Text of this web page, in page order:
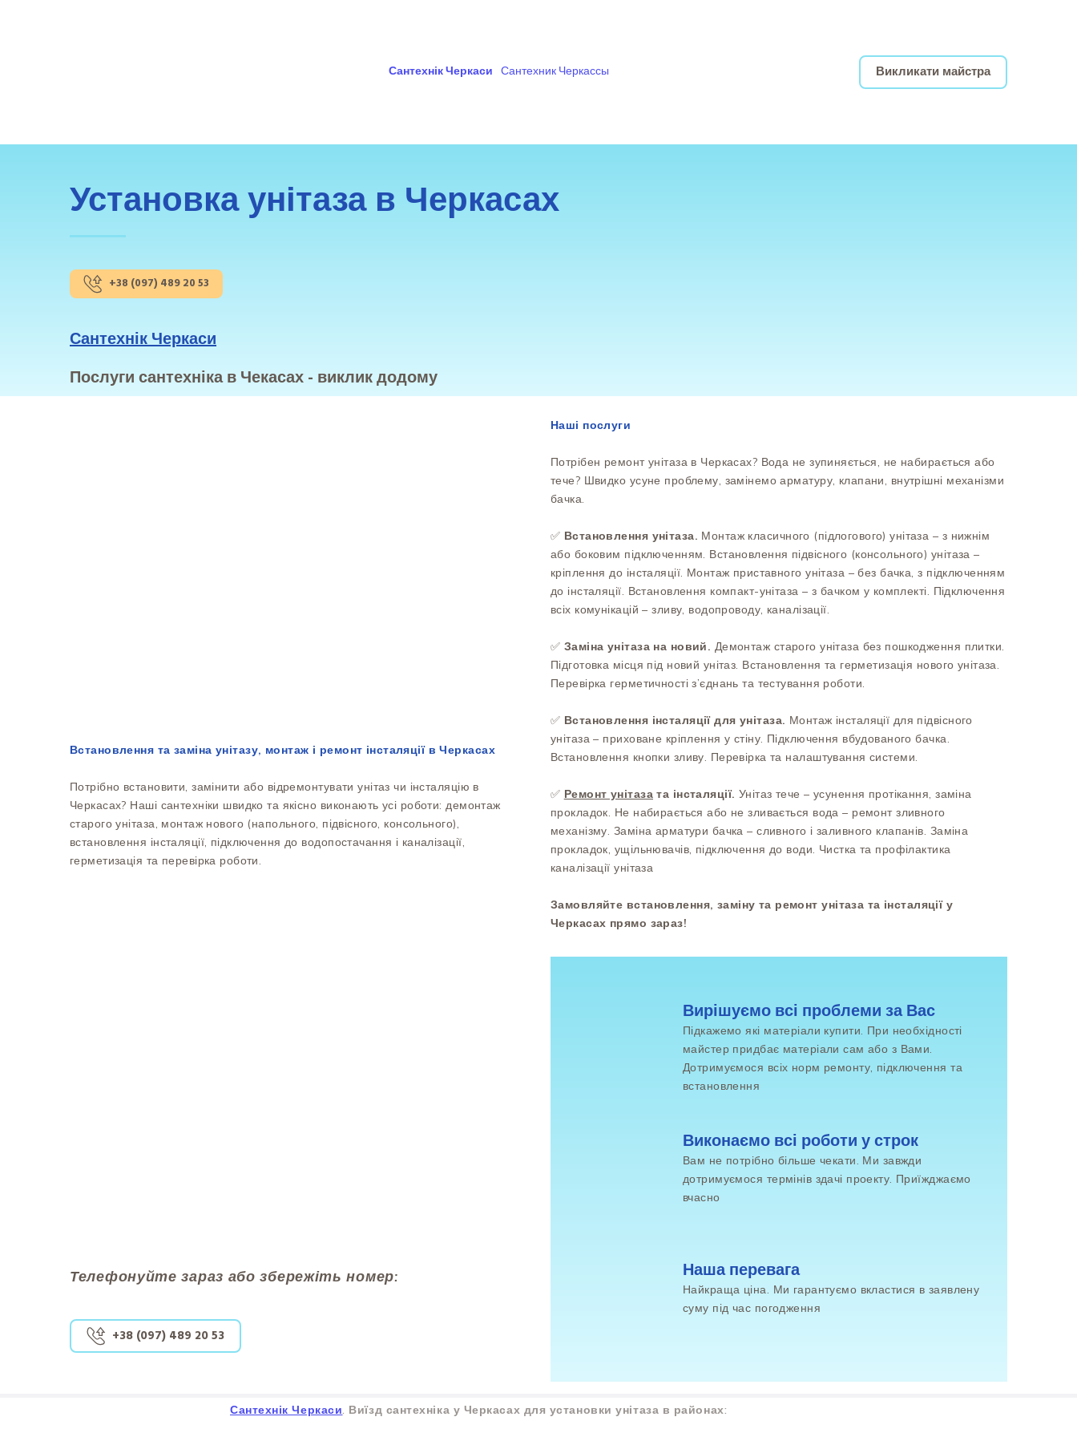
Сантехнік Черкаси Сантехник Черкассы Викликати майстра
Установка унітаза в Черкасах
+38 (097) 489 20 53
Сантехнік Черкаси
Послуги сантехніка в Чекасах - виклик додому
Встановлення та заміна унітазу, монтаж і ремонт інсталяції в Черкасах
Потрібно встановити, замінити або відремонтувати унітаз чи інсталяцію в
Черкасах? Наші сантехніки швидко та якісно виконають усі роботи: демонтаж
старого унітаза, монтаж нового (напольного, підвісного, консольного),
встановлення інсталяції, підключення до водопостачання і каналізації,
герметизація та перевірка роботи.
Наші послуги
Потрібен ремонт унітаза в Черкасах? Вода не зупиняється, не набирається або
тече? Швидко усуне проблему, замінемо арматуру, клапани, внутрішні механізми
бачка.
✅ Встановлення унітаза. Монтаж класичного (підлогового) унітаза – з нижнім
або боковим підключенням. Встановлення підвісного (консольного) унітаза –
кріплення до інсталяції. Монтаж приставного унітаза – без бачка, з підключенням
до інсталяції. Встановлення компакт-унітаза – з бачком у комплекті. Підключення
всіх комунікацій – зливу, водопроводу, каналізації.
✅ Заміна унітаза на новий. Демонтаж старого унітаза без пошкодження плитки.
Підготовка місця під новий унітаз. Встановлення та герметизація нового унітаза.
Перевірка герметичності з’єднань та тестування роботи.
✅ Встановлення інсталяції для унітаза. Монтаж інсталяції для підвісного
унітаза – приховане кріплення у стіну. Підключення вбудованого бачка.
Встановлення кнопки зливу. Перевірка та налаштування системи.
✅ Ремонт унітазата інсталяції. Унітаз тече – усунення протікання, заміна
прокладок. Не набирається або не зливається вода – ремонт зливного
механізму. Заміна арматури бачка – сливного і заливного клапанів. Заміна
прокладок, ущільнювачів, підключення до води. Чистка та профілактика
каналізації унітаза
Замовляйте встановлення, заміну та ремонт унітаза та інсталяції у
Черкасах прямо зараз!
Телефонуйте зараз або збережіть номер:
+38 (097) 489 20 53
Вирішуємо всі проблеми за Вас
Підкажемо які матеріали купити. При необхідності
майстер придбає матеріали сам або з Вами.
Дотримуємося всіх норм ремонту, підключення та
встановлення
Виконаємо всі роботи у строк
Вам не потрібно більше чекати. Ми завжди
дотримуємося термінів здачі проекту. Приїжджаємо
вчасно
Наша перевага
Найкраща ціна. Ми гарантуємо вкластися в заявлену
суму під час погодження
Сантехнік Черкаси. Виїзд сантехніка у Черкасах для установки унітаза в районах: